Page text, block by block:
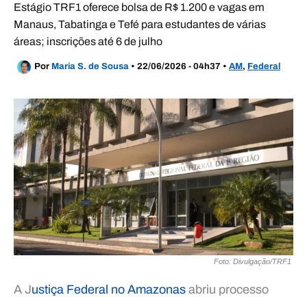
Estágio TRF1 oferece bolsa de R$ 1.200 e vagas em
Manaus, Tabatinga e Tefé para estudantes de várias
áreas; inscrições até 6 de julho
Por Maria S. de Sousa • 22/06/2026 - 04h37 • AM , Federal
Foto: Divulgação/TRF1
A Justiça Federal no Amazonas abriu processo